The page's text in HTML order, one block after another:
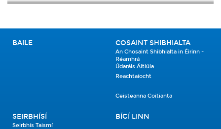
BAILE COSAINT SHIBHIALTA
An Chosaint Shibhialta in Éirinn -
Réamhrá
Údaráis Áitiúla
Reachtaíocht
Ceisteanna Coitianta
SEIRBHÍSÍ
Seirbhís Taismí
BÍGÍ LINN